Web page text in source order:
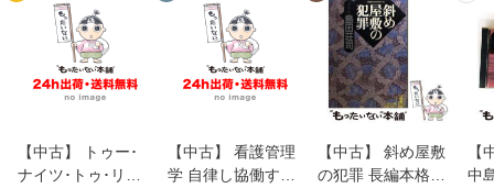
【中古】 トゥー･
ナイツ･トゥ･リメ
【中古】 看護管理
学 自律し協働する
【中古】 斜め屋敷
の犯罪 長編本格推
【
中島